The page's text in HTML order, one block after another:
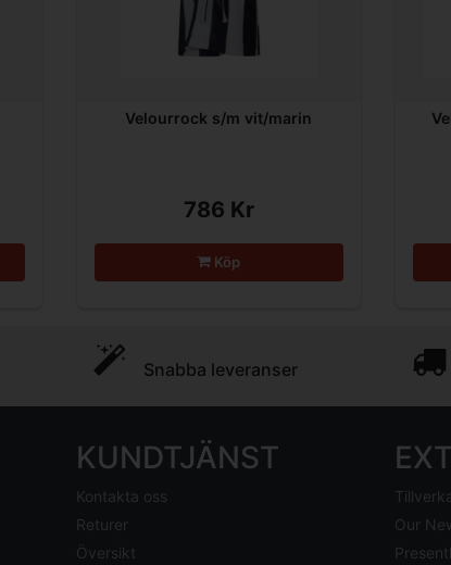
Velourrock s/m vit/marin
786 Kr
Köp
Snabba leveranser
KUNDTJÄNST
Kontakta oss
Returer
Översikt
Our